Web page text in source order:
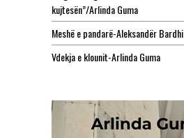
kujtesën”/Arlinda Guma
Meshë e pandarë-Aleksandër Bardhi
Vdekja e klounit-Arlinda Guma